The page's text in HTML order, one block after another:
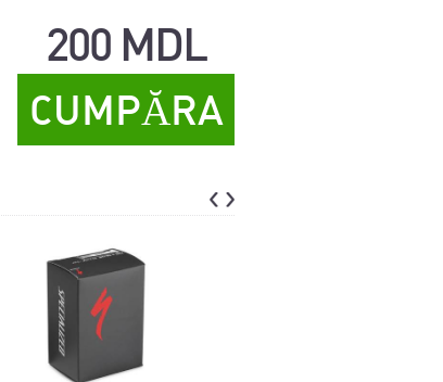
200 MDL
CUMPĂRA